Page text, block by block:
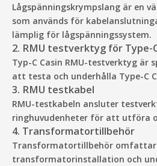
Lågspänningskrympslang är en
som används för
lämplig för lågspänningssystem.
2. RMU testverktyg för Type-
Typ-C Casin RMU-testverktyg är
att testa och underhålla Type-C
3. RMU testkabel
RMU-testkabeln ansluter
ringhuvudenheter för att utföra
4. Transformatortillbehör
Transformatortillbehör
transformatorinstallation och